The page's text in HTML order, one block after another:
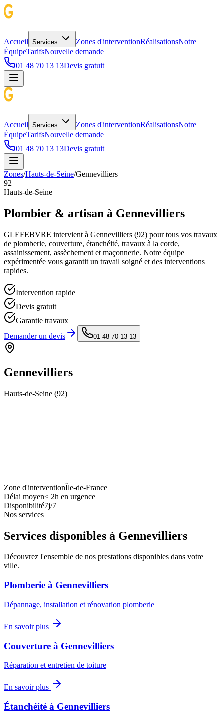
Accueil Services Zones d'interventionRéalisationsNotre
ÉquipeTarifsNouvelle demande
01 48 70 13 13Devis gratuit
Accueil Services Zones d'interventionRéalisationsNotre
ÉquipeTarifsNouvelle demande
01 48 70 13 13Devis gratuit
Zones/Hauts-de-Seine/Gennevilliers
92
Hauts-de-Seine
Plombier & artisan à Gennevilliers
GLEFEBVRE intervient à Gennevilliers (92) pour tous vos travaux
de plomberie, couverture, étanchéité, travaux à la corde,
assainissement, assèchement et maçonnerie. Notre équipe
expérimentée vous garantit un travail soigné et des interventions
rapides.
Intervention rapide
Devis gratuit
Garantie travaux
Demander un devis
01 48 70 13 13
Gennevilliers
Hauts-de-Seine (92)
Zone d'interventionÎle-de-France
Délai moyen< 2h en urgence
Disponibilité7j/7
Nos services
Services disponibles à Gennevilliers
Découvrez l'ensemble de nos prestations disponibles dans votre
ville.
Plomberie à Gennevilliers
Dépannage, installation et rénovation plomberie
En savoir plus
Couverture à Gennevilliers
Réparation et entretien de toiture
En savoir plus
Étanchéité à Gennevilliers